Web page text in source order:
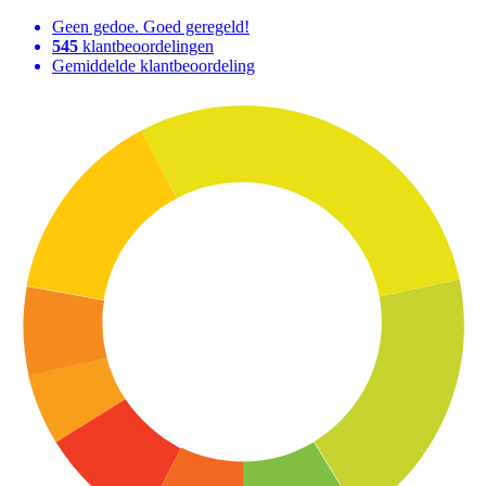
Geen gedoe. Goed geregeld!
545 klantbeoordelingen
Gemiddelde klantbeoordeling